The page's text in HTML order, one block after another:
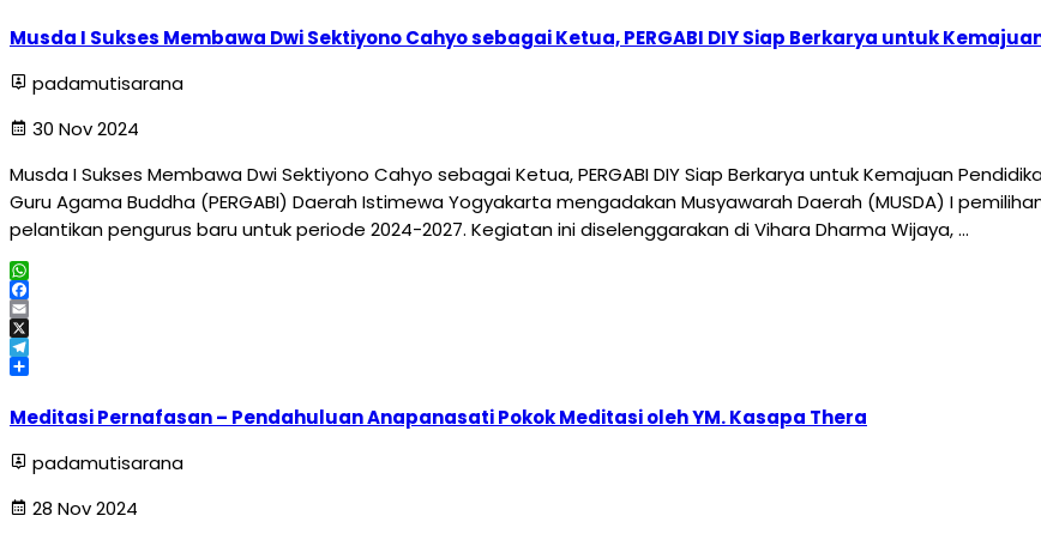
Musda I Sukses Membawa Dwi Sektiyono Cahyo sebagai Ketua, PERGABI DIY Siap Berkarya untuk
padamutisarana
30 Nov 2024
Musda I Sukses Membawa Dwi Sektiyono Cahyo sebagai Ketua, PERGABI DIY Siap Berkarya untuk Kemajuan
Guru Agama Buddha (PERGABI) Daerah Istimewa Yogyakarta mengadakan Musyawarah Daerah (MUSDA) I
pelantikan pengurus baru untuk periode 2024-2027. Kegiatan ini diselenggarakan di Vihara Dharma Wijaya, …
WhatsApp
Facebook
Email
X
Telegram
Meditasi Pernafasan – Pendahuluan Anapanasati Pokok Meditasi oleh YM. Kasapa Thera
padamutisarana
28 Nov 2024